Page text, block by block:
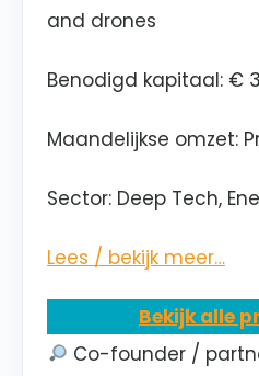
and drones
Benodigd kapitaal: €
Maandelijkse omzet:
Sector: Deep Tech,
Lees / bekijk meer…
Bekijk alle
Co-founder /